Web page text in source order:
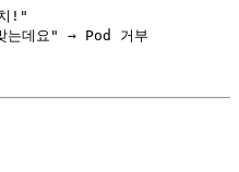
!"
데요" → Pod 거부